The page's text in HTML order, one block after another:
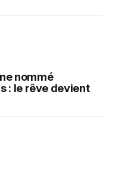
nommé
: le rêve devient